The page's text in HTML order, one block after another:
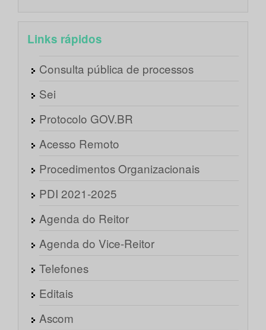
Links rápidos
Consulta pública de processos
Sei
Protocolo GOV.BR
Acesso Remoto
Procedimentos Organizacionais
PDI 2021-2025
Agenda do Reitor
Agenda do Vice-Reitor
Telefones
Editais
Ascom